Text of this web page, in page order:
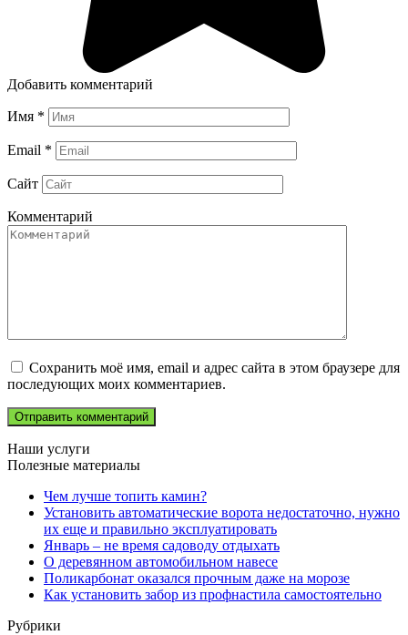
Добавить комментарий
Имя *
Email *
Сайт
Комментарий
Сохранить моё имя, email и адрес сайта в этом браузере для
последующих моих комментариев.
Наши услуги
Полезные материалы
Чем лучше топить камин?
Установить автоматические ворота недостаточно, нужно
их еще и правильно эксплуатировать
Январь – не время садоводу отдыхать
О деревянном автомобильном навесе
Поликарбонат оказался прочным даже на морозе
Как установить забор из профнастила самостоятельно
Рубрики